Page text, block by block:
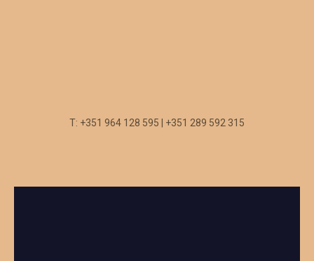
T: +351 964 128 595 | +351 289 592 315